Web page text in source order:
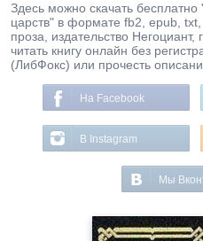
Здесь можно скачать
царств" в формате fb2, epub,
проза, издательство
читать книгу онлайн без
(ЛибФокс) или прочесть
На Facebook
В Instagram
Мы